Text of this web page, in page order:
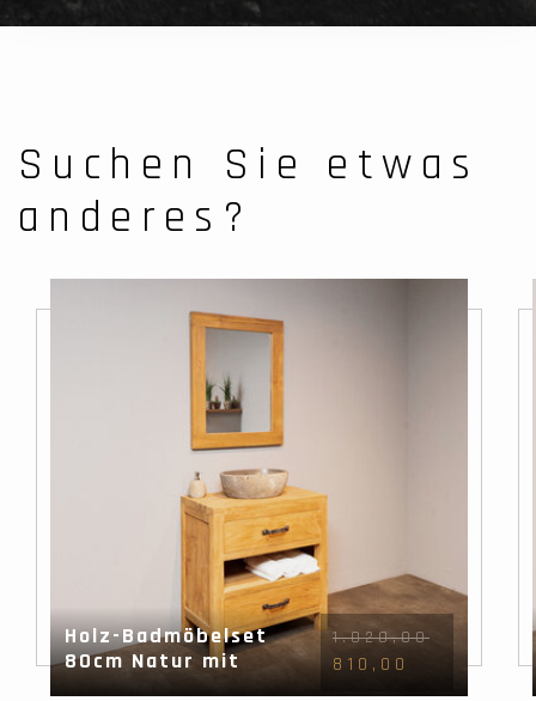
Suchen Sie etwas
anderes?
Holz-Badmöbelset
80cm Natur mit
Waschbecken und
1.020,00
810,00